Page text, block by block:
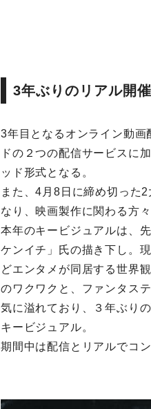
3年ぶりのリアル開
3年⽬となるオンライン動
ドの２つの配信サービスに
ッド形式となる。
また、4⽉8⽇に締め切った
なり、映画製作に関わる⽅
本年のキービジュアルは、
ケンイチ」⽒の描き下し。
どエンタメが同居する世界
のワクワクと、ファンタス
気に溢れており、３年ぶり
キービジュアル。
期間中は配信とリアルでコ